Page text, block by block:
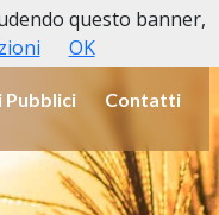
Pubblici Contatti
questo banner,
OK